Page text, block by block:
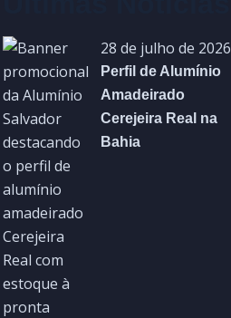
28 de julho de 2026
Perfil de Alumínio
Amadeirado
Cerejeira Real na
Bahia